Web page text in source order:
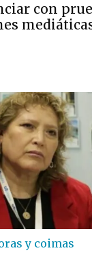
con
y coimas